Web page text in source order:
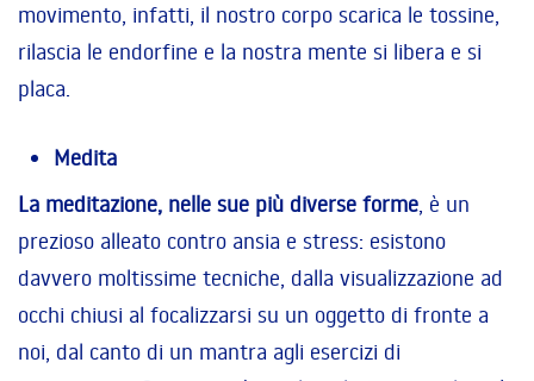
movimento, infatti, il nostro corpo scarica le tossine,
rilascia le endorfine e la nostra mente si libera e si
placa.
Medita
La meditazione, nelle sue più diverse forme, è un
prezioso alleato contro ansia e stress: esistono
davvero moltissime tecniche, dalla visualizzazione ad
occhi chiusi al focalizzarsi su un oggetto di fronte a
noi, dal canto di un mantra agli esercizi di